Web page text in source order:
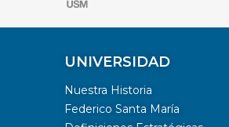
UNIVERSIDAD
Nuestra Historia
Federico Santa María